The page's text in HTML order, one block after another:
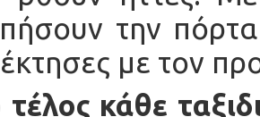
την
με τον
τέλος κάθε